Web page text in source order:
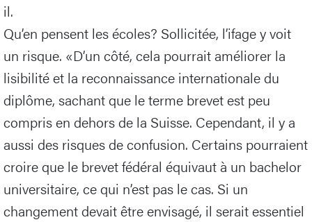
il.
Qu’en pensent les écoles? Sollicitée, l’ifage y voit
un risque. «D’un côté, cela pourrait améliorer la
lisibilité et la reconnaissance internationale du
diplôme, sachant que le terme brevet est peu
compris en dehors de la Suisse. Cependant, il y a
aussi des risques de confusion. Certains pourraient
croire que le brevet fédéral équivaut à un bachelor
universitaire, ce qui n’est pas le cas. Si un
changement devait être envisagé, il serait essentiel